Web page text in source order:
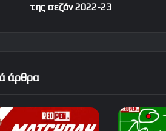
της σεζόν 2022-23
άρθρα